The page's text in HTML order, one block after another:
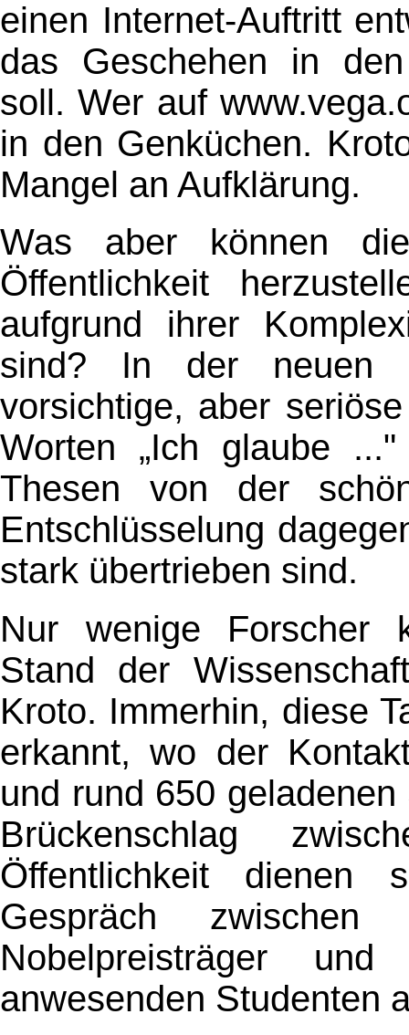
einen Internet-Auftritt
das Geschehen in
soll. Wer auf
in den Genküchen.
Mangel an Aufklärung.
Was aber können
Öffentlichkeit
aufgrund ihrer
sind? In der neuen
vorsichtige, aber
Worten „Ich glaube
Thesen von der
Entschlüsselung
stark übertrieben sind.
Nur wenige Forscher
Stand der
Kroto. Immerhin, diese
erkannt, wo der
und rund 650
Brückenschlag
Öffentlichkeit dienen
Gespräch
Nobelpreisträger
anwesenden Studenten